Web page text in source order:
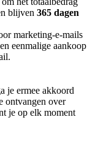
blijven 365 dagen
marketing-e-mails
eenmalige aankoop
je ermee akkoord
ontvangen over
je op elk moment